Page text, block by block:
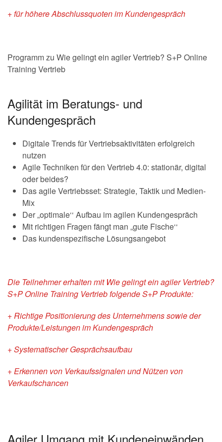
+ für höhere Abschlussquoten im Kundengespräch
Programm zu Wie gelingt ein agiler Vertrieb? S+P Online
Training Vertrieb
Agilität im Beratungs- und
Kundengespräch
Digitale Trends für Vertriebsaktivitäten erfolgreich
nutzen
Agile Techniken für den Vertrieb 4.0: stationär, digital
oder beides?
Das agile Vertriebsset: Strategie, Taktik und Medien-
Mix
Der „optimale‘‘ Aufbau im agilen Kundengespräch
Mit richtigen Fragen fängt man „gute Fische‘‘
Das kundenspezifische Lösungsangebot
Die Teilnehmer erhalten mit Wie gelingt ein agiler Vertrieb?
S+P Online Training Vertrieb folgende S+P Produkte:
+ Richtige Positionierung des Unternehmens sowie der
Produkte/Leistungen im Kundengespräch
+ Systematischer Gesprächsaufbau
+ Erkennen von Verkaufssignalen und Nützen von
Verkaufschancen